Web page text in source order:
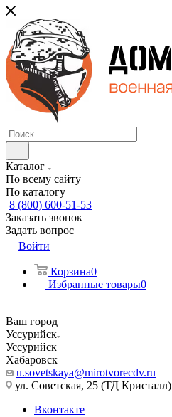
Каталог
По всему сайту
По каталогу
8 (800) 600-51-53
Заказать звонок
Задать вопрос
Войти
Корзина0
Избранные товары0
Ваш город
Уссурийск
Уссурийск
Хабаровск
u.sovetskaya@mirotvorecdv.ru
ул. Советская, 25 (ТД Кристалл)
Вконтакте